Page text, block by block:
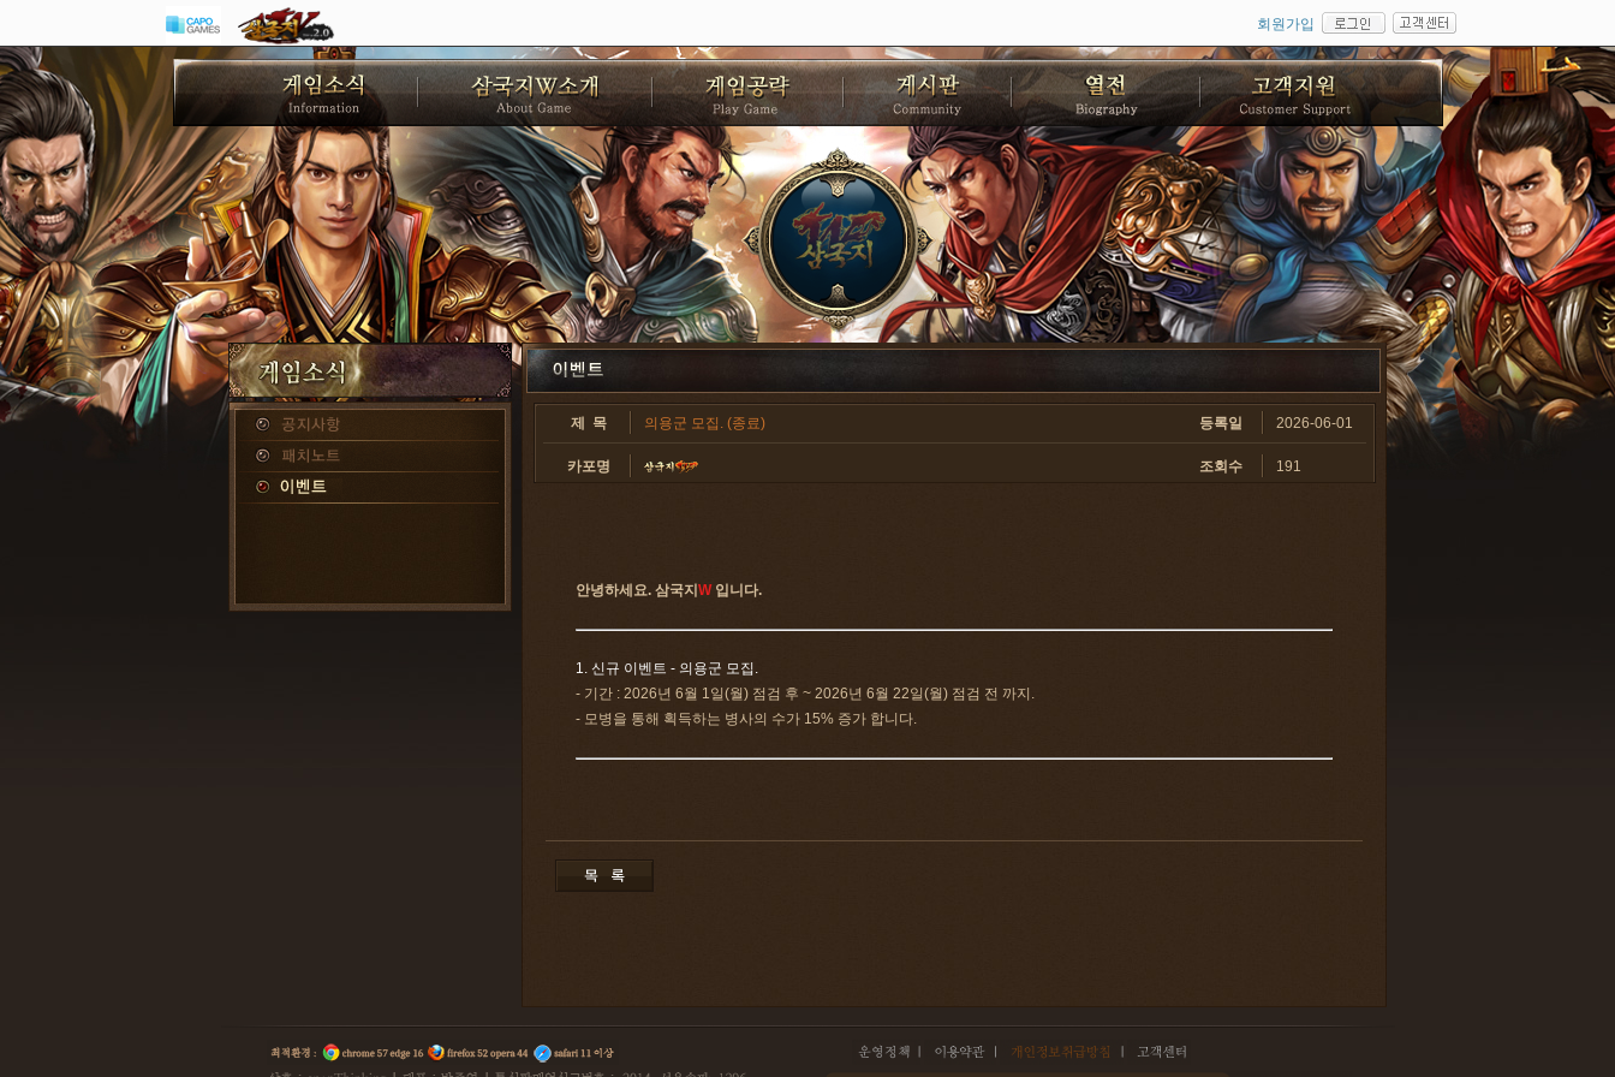
회원가입
제 목 의용군 모집. (종료) 등록일 2026-06-01
카포명 조회수 191
안녕하세요. 삼국지 W입니다.
1. 신규 이벤트 - 의용군 모집.
- 기간 : 2026년 6월 1일(월) 점검 후 ~ 2026년 6월 22일(월) 점검 전 까지.
- 모병을 통해 획득하는 병사의 수가 15% 증가 합니다.